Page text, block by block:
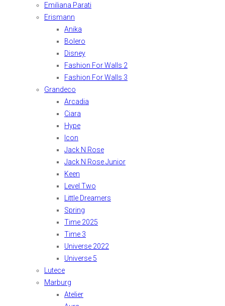
Emiliana Parati
Erismann
Anika
Bolero
Disney
Fashion For Walls 2
Fashion For Walls 3
Grandeco
Arcadia
Ciara
Hype
Icon
Jack N Rose
Jack N Rose Junior
Keen
Level Two
Little Dreamers
Spring
Time 2025
Time 3
Universe 2022
Universe 5
Lutece
Marburg
Atelier